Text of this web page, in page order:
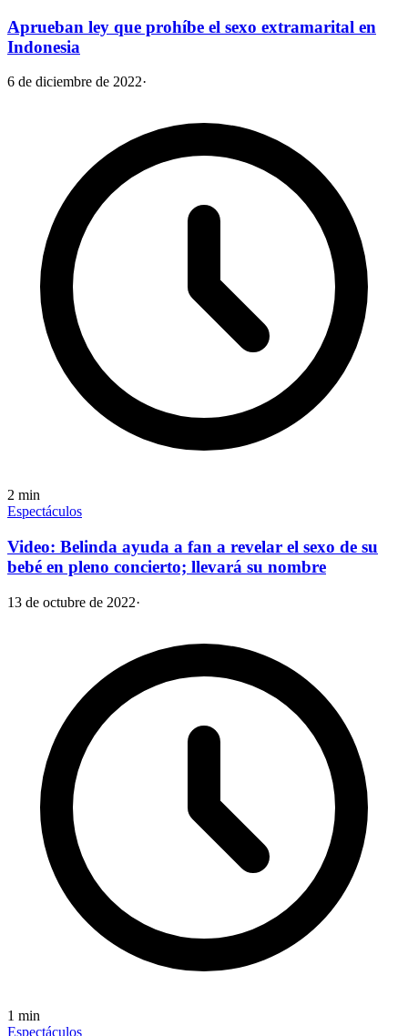
Aprueban ley que prohíbe el sexo extramarital en
Indonesia
6 de diciembre de 2022·
2 min
Espectáculos
Video: Belinda ayuda a fan a revelar el sexo de su
bebé en pleno concierto; llevará su nombre
13 de octubre de 2022·
1 min
Espectáculos